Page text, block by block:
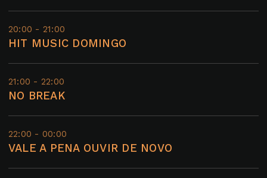
20:00 - 21:00
HIT MUSIC DOMINGO
21:00 - 22:00
NO BREAK
22:00 - 00:00
VALE A PENA OUVIR DE NOVO